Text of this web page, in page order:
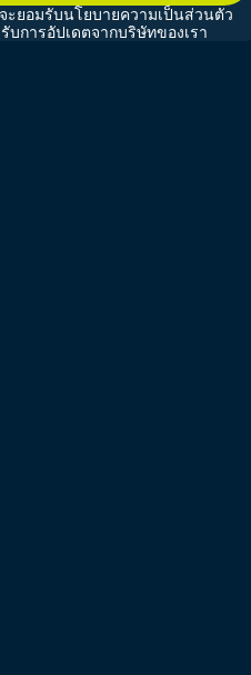
ยอมรับนโยบายความเป็นส่วนตัว
การอัปเดตจากบริษัทของเรา